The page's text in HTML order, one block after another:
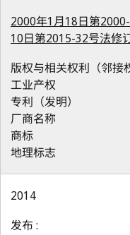
2000年1月18日第
10日第2015-32号法修订
版权与相关权利（邻接
工业产权
专利（发明）
厂商名称
商标
地理标志
2014
发布 :